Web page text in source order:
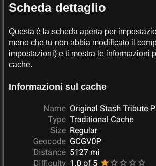
Scheda dettaglio
Questa è la scheda aperta per
meno che tu non abbia modificato il
impostazioni) e ti mostra le informazioni
cache.
Informazioni sul cache